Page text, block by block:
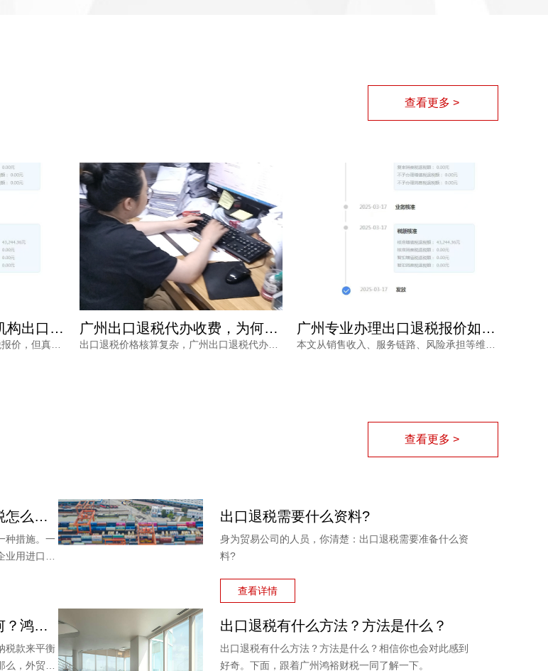
查看更多 >
广州出口退税代办收费，为何从几千到上万不等？一文读懂 广州专业办理出口退税报价如何确定？看完不再被低价套路 广州出口退税费用如何确认？专业财税公司根据什么定价？
查看更多 >
出口退税怎么申报？及出口退税怎么进行填写增值税申报表?
种措施。一
用进口原
出口退税需要什么资料?
身为贸易公司的人员，你清楚：出口退税需要准备什么资
料?
查看详情
外贸企业商品出口退税流程如何？鸿裕以鞋业公司申请出口退税为例
税款来平衡
，外贸商
出口退税有什么方法？方法是什么？
出口退税有什么方法？方法是什么？相信你也会对此感到
好奇。下面，跟着广州鸿裕财税一同了解一下。